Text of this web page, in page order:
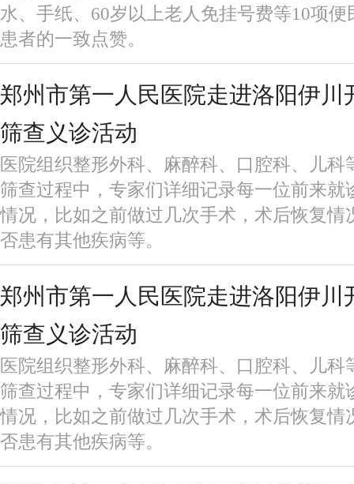
水、手纸、60岁以上老人免挂号费等10项
患者的一致点赞。
郑州市第一人民医院走进洛阳伊川
筛查义诊活动
医院组织整形外科、麻醉科、口腔科、儿科
筛查过程中，专家们详细记录每一位前来就
情况，比如之前做过几次手术，术后恢复情
否患有其他疾病等。
郑州市第一人民医院走进洛阳伊川
筛查义诊活动
医院组织整形外科、麻醉科、口腔科、儿科
筛查过程中，专家们详细记录每一位前来就
情况，比如之前做过几次手术，术后恢复情
否患有其他疾病等。